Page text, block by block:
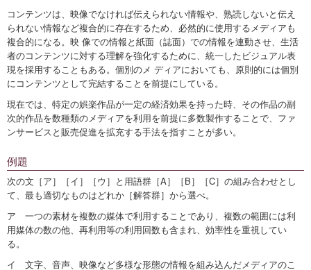
コンテンツは、映像でなければ伝えられない情報や、熟読しないと伝え
られない情報など複合的に存在するため、必然的に使用するメディアも
複合的になる。映 像での情報と紙面（誌面）での情報を連動させ、生活
者のコンテンツに対する理解を強化するために、統一したビジュアル表
現を採用することもある。個別のメ ディアにおいても、原則的には個別
にコンテンツとして完結することを前提にしている。
現在では、特定の娯楽作品が一定の経済効果を持った時、その作品の副
次的作品を数種類のメディアを利用を前提に多数製作することで、ファ
ンサービスと販売促進を拡充する手法を指すことが多い。
例題
次の文［ア］［イ］［ウ］と用語群［A］［B］［C］の組み合わせとし
て、最も適切なものはどれか［解答群］から選べ。
ア 一つの素材を複数の媒体で利用することであり、複数の範囲には利
用媒体の数の他、再利用等の利用回数も含まれ、効率性を重視してい
る。
イ 文字、音声、映像など多様な形態の情報を組み込んだメディアのこ